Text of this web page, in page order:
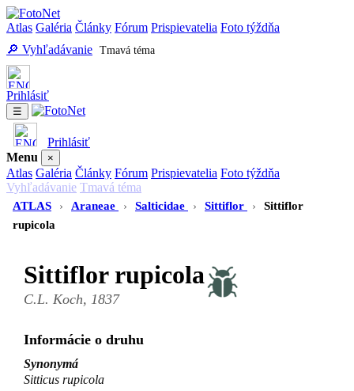
Atlas Galéria Články Fórum Prispievatelia Foto týždňa
🔎 Vyhľadávanie Tmavá téma
Prihlásiť
☰
Prihlásiť
Menu
×
Atlas Galéria Články Fórum Prispievatelia Foto týždňa
Vyhľadávanie Tmavá téma
ATLAS
› Araneae › Salticidae › Sittiflor ›
Sittiflor
rupicola
Sittiflor rupicola
C.L. Koch, 1837
Informácie o druhu
Synonymá
Sitticus rupicola